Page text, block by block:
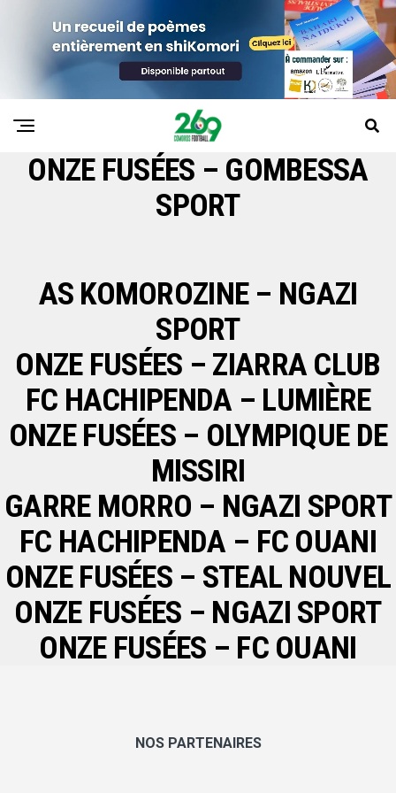
ONZE FUSÉES – GOMBESSA
SPORT
AS KOMOROZINE – NGAZI
SPORT
ONZE FUSÉES – ZIARRA CLUB
FC HACHIPENDA – LUMIÈRE
ONZE FUSÉES – OLYMPIQUE DE
MISSIRI
GARRE MORRO – NGAZI SPORT
FC HACHIPENDA – FC OUANI
ONZE FUSÉES – STEAL NOUVEL
ONZE FUSÉES – NGAZI SPORT
ONZE FUSÉES – FC OUANI
NOS PARTENAIRES